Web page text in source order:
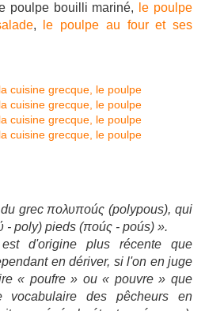
poulpe bouilli mariné,
le poulpe
,
le poulpe au four et ses
grec πολυποúς (polypous), qui
- poly) pieds (ποúς - poús) ».
d'origine plus récente que
en dériver, si l'on en juge
« poufre » ou « pouvre » que
vocabulaire des pêcheurs en